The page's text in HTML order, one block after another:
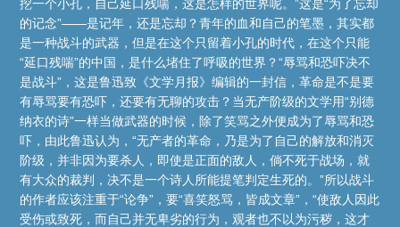
挖一个小孔，自己延口残喘，这是怎样的世界呢。”这是“为了忘却
的记念”——是记年，还是忘却？青年的血和自己的笔墨，其实都
是一种战斗的武器，但是在这个只留着小孔的时代，在这个只能
“延口残喘”的中国，是什么堵住了呼吸的世界？“辱骂和恐吓决不
是战斗”，这是鲁迅致《文学月报》编辑的一封信，革命是不是要
有辱骂要有恐吓，还要有无聊的攻击？当无产阶级的文学用“别德
纳衣的诗”一样当做武器的时候，除了笑骂之外便成为了辱骂和恐
吓，由此鲁迅认为，“无产者的革命，乃是为了自己的解放和消灭
阶级，并非因为要杀人，即使是正面的敌人，倘不死于战场，就
有大众的裁判，决不是一个诗人所能提笔判定生死的。”所以战斗
的作者应该注重于“论争”，要“喜笑怒骂，皆成文章”，“使敌人因此
受伤或致死，而自己并无卑劣的行为，观者也不以为污秽，这才